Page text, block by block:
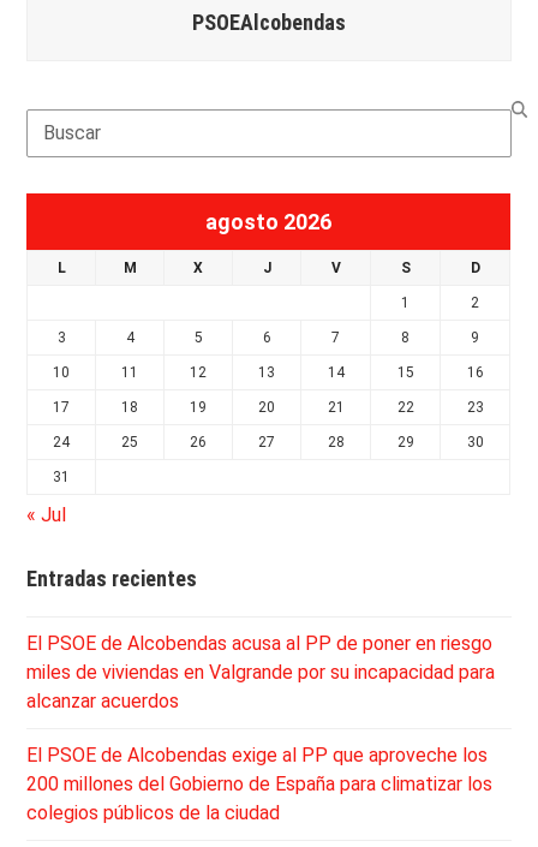
PSOEAlcobendas
Search
agosto 2026
L M X J V S D
1 2
3 4 5 6 7 8 9
10 11 12 13 14 15 16
17 18 19 20 21 22 23
24 25 26 27 28 29 30
31
« Jul
Entradas recientes
El PSOE de Alcobendas acusa al PP de poner en riesgo
miles de viviendas en Valgrande por su incapacidad para
alcanzar acuerdos
El PSOE de Alcobendas exige al PP que aproveche los
200 millones del Gobierno de España para climatizar los
colegios públicos de la ciudad